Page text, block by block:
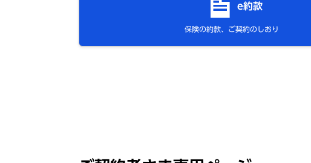
e約款
保険の約款、ご契約のしおり